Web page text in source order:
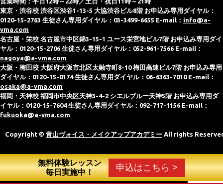
無料体験レッスン
毎日実施中！
申込はこちら >
東京・渋谷校 渋谷区渋谷1-13-5 大協渋谷ビル8階 お申込み専用ダイヤル：
0120-15-2763 生徒さん専用ダイヤル：03-3499-6655 E-mail： info@a-
vma.com
名古屋・栄校 名古屋市中区錦3-15-1 ユース栄宮地ビル7階 お申込み専用ダイ
ヤル：0120-15-2706 生徒さん専用ダイヤル：052-961-7566 E-mail：
nagoya@a-vma.com
大阪・梅田校 大阪府大阪市北区太融寺町8-10 梅田高速ビル7階 お申込み専用
ダイヤル：0120-15-0174 生徒さん専用ダイヤル：06-6363-7010 E-mail：
osaka@a-vma.com
福岡・天神校 福岡市中央区天神3-4-2 シエルブルー天神5階 お申込み専用ダ
イヤル：0120-15-7604 生徒さん専用ダイヤル：092-717-1156 E-mail：
fukuoka@a-vma.com
Copyright © 青山ヴォイス・メイクアップアカデミー All rights